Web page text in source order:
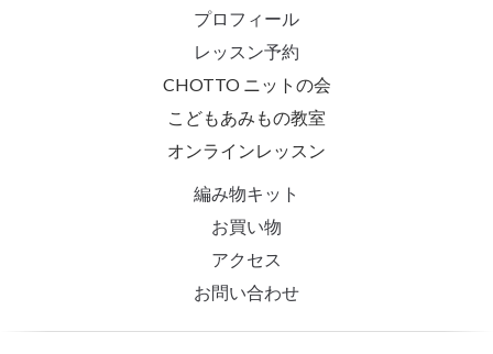
プロフィール
レッスン予約
CHOTTO ニットの会
こどもあみもの教室
オンラインレッスン
編み物キット
お買い物
アクセス
お問い合わせ